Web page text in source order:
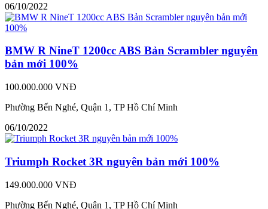
06/10/2022
BMW R NineT 1200cc ABS Bản Scrambler nguyên
bản mới 100%
100.000.000 VNĐ
Phường Bến Nghé, Quận 1, TP Hồ Chí Minh
06/10/2022
Triumph Rocket 3R nguyên bản mới 100%
149.000.000 VNĐ
Phường Bến Nghé, Quận 1, TP Hồ Chí Minh